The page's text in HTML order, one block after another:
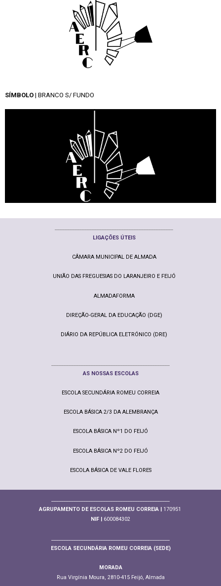
SÍMBOLO | BRANCO S/ FUNDO
LIGAÇÕES ÚTEIS
CÂMARA MUNICIPAL DE ALMADA
UNIÃO DAS FREGUESIAS DO LARANJEIRO E FEIJÓ
ALMADAFORMA
DIREÇÃO-GERAL DA EDUCAÇÃO (DGE)
DIÁRIO DA REPÚBLICA ELETRÓNICO (DRE)
AS NOSSAS ESCOLAS
ESCOLA SECUNDÁRIA ROMEU CORREIA
ESCOLA BÁSICA 2/3 DA ALEMBRANÇA
ESCOLA BÁSICA Nº1 DO FEIJÓ
ESCOLA BÁSICA Nº2 DO FEIJÓ
ESCOLA BÁSICA DE VALE FLORES
AGRUPAMENTO DE ESCOLAS ROMEU CORREIA | 170951
NIF | 600084302
ESCOLA SECUNDÁRIA ROMEU CORREIA (SEDE)
MORADA
Rua Virgínia Moura, 2810-415 Feijó, Almada